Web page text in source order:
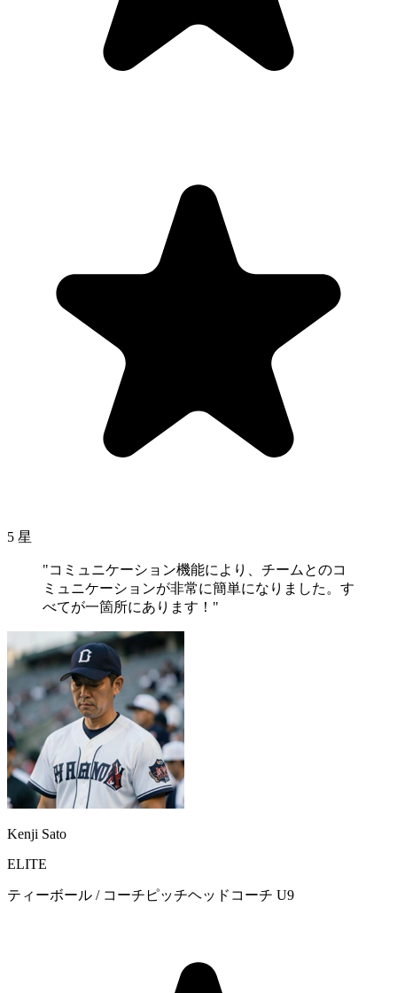
5 星
"コミュニケーション機能により、チームとのコ
ミュニケーションが非常に簡単になりました。す
べてが一箇所にあります！"
Kenji Sato
ELITE
ティーボール / コーチピッチヘッドコーチ U9